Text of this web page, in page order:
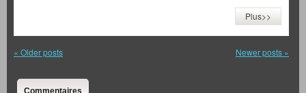
Plus>>
« Older posts Newer posts »
Commentaires